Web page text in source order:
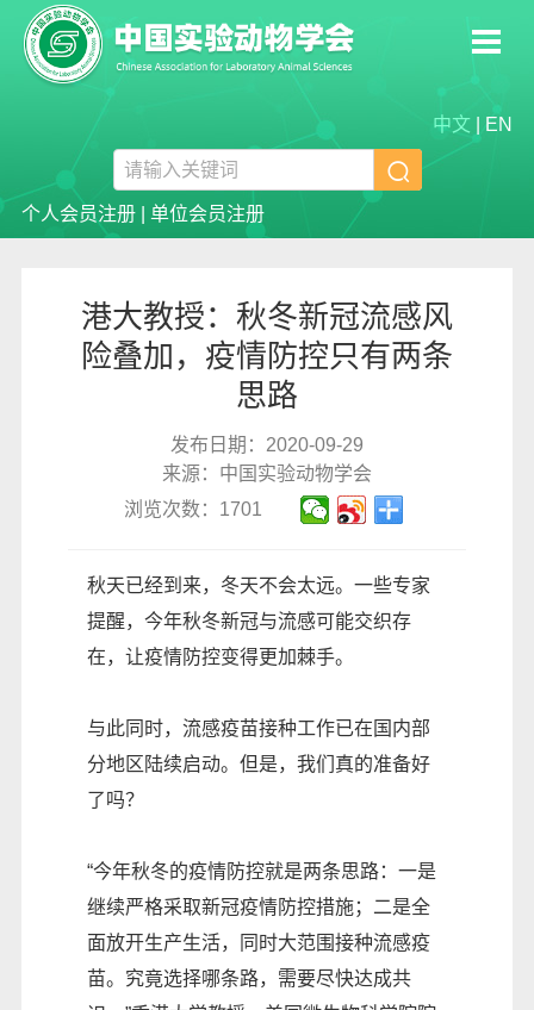
中文 EN

个人会员注册| 单位会员注册
港大教授：秋冬新冠流感风
险叠加，疫情防控只有两条
思路
发布日期：2020-09-29
来源：中国实验动物学会
浏览次数：1701
秋天已经到来，冬天不会太远。一些专家
提醒，今年秋冬新冠与流感可能交织存
在，让疫情防控变得更加棘手。
与此同时，流感疫苗接种工作已在国内部
分地区陆续启动。但是，我们真的准备好
了吗？
“今年秋冬的疫情防控就是两条思路：一是
继续严格采取新冠疫情防控措施；二是全
面放开生产生活，同时大范围接种流感疫
苗。究竟选择哪条路，需要尽快达成共